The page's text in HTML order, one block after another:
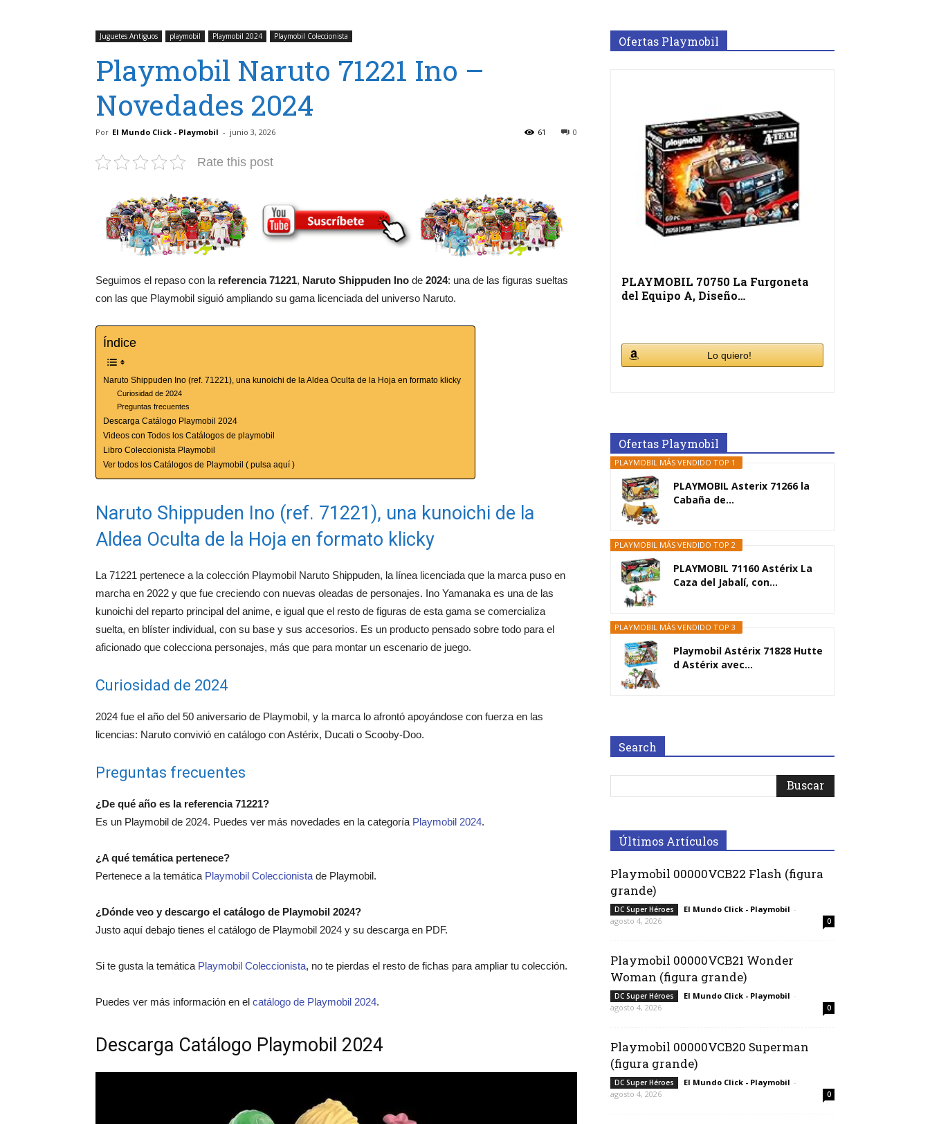
Juguetes Antiguos playmobil Playmobil 2024 Playmobil Coleccionista
Playmobil Naruto 71221 Ino –
Novedades 2024
Por El Mundo Click - Playmobil - junio 3, 2026 0
61
Rate this post
Seguimos el repaso con la referencia 71221, Naruto Shippuden Ino de 2024: una de las figuras sueltas
con las que Playmobil siguió ampliando su gama licenciada del universo Naruto.
Índice
Naruto Shippuden Ino (ref. 71221), una kunoichi de la Aldea Oculta de la Hoja en formato klicky
Curiosidad de 2024
Preguntas frecuentes
Descarga Catálogo Playmobil 2024
Videos con Todos los Catálogos de playmobil
Libro Coleccionista Playmobil
Ver todos los Catálogos de Playmobil ( pulsa aquí )
Naruto Shippuden Ino (ref. 71221), una kunoichi de la
Aldea Oculta de la Hoja en formato klicky
La 71221 pertenece a la colección Playmobil Naruto Shippuden, la línea licenciada que la marca puso en
marcha en 2022 y que fue creciendo con nuevas oleadas de personajes. Ino Yamanaka es una de las
kunoichi del reparto principal del anime, e igual que el resto de figuras de esta gama se comercializa
suelta, en blíster individual, con su base y sus accesorios. Es un producto pensado sobre todo para el
aficionado que colecciona personajes, más que para montar un escenario de juego.
Curiosidad de 2024
2024 fue el año del 50 aniversario de Playmobil, y la marca lo afrontó apoyándose con fuerza en las
licencias: Naruto convivió en catálogo con Astérix, Ducati o Scooby-Doo.
Preguntas frecuentes
¿De qué año es la referencia 71221?
Es un Playmobil de 2024. Puedes ver más novedades en la categoría Playmobil 2024.
¿A qué temática pertenece?
Pertenece a la temática Playmobil Coleccionista de Playmobil.
¿Dónde veo y descargo el catálogo de Playmobil 2024?
Justo aquí debajo tienes el catálogo de Playmobil 2024 y su descarga en PDF.
Si te gusta la temática Playmobil Coleccionista, no te pierdas el resto de fichas para ampliar tu colección.
Puedes ver más información en el catálogo de Playmobil 2024.
Descarga Catálogo Playmobil 2024
Ofertas Playmobil
PLAYMOBIL 70750 La Furgoneta
del Equipo A, Diseño…
Lo quiero!
Ofertas Playmobil
PLAYMOBIL MÁS VENDIDO TOP 1
PLAYMOBIL Asterix 71266 la
Cabaña de...
PLAYMOBIL MÁS VENDIDO TOP 2
PLAYMOBIL 71160 Astérix La
Caza del Jabalí, con...
PLAYMOBIL MÁS VENDIDO TOP 3
Playmobil Astérix 71828 Hutte
d Astérix avec...
Search
Últimos Artículos
Playmobil 00000VCB22 Flash (figura
grande)
DC Super Héroes El Mundo Click - Playmobil -
agosto 4, 2026
0
Playmobil 00000VCB21 Wonder
Woman (figura grande)
DC Super Héroes El Mundo Click - Playmobil -
agosto 4, 2026
0
Playmobil 00000VCB20 Superman
(figura grande)
DC Super Héroes El Mundo Click - Playmobil -
agosto 4, 2026
0